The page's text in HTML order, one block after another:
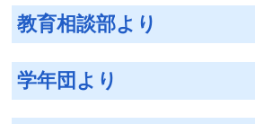
教育相談部より
学年団より